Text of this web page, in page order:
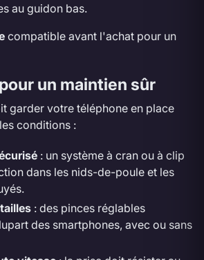
au guidon bas.
compatible avant l'achat pour un
un maintien sûr
garder votre téléphone en place
conditions :
: un système à cran ou à clip
dans les nids-de-poule et les
: des pinces réglables
des smartphones, avec ou sans